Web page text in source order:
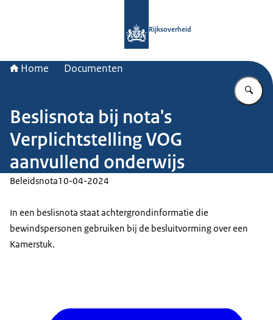
Rijksoverheid
Home Documenten
Beslisnota bij nota's
Verplichtstelling VOG
aanvullend onderwijs
Beleidsnota10-04-2024
In een beslisnota staat achtergrondinformatie die
bewindspersonen gebruiken bij de besluitvorming over een
Kamerstuk.